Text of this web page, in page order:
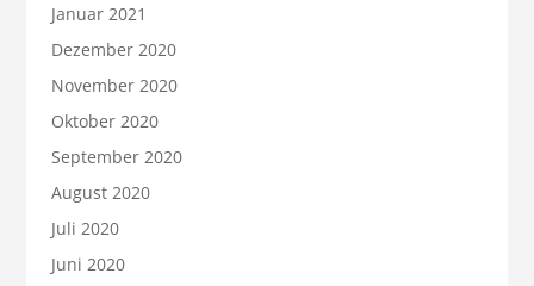
Januar 2021
Dezember 2020
November 2020
Oktober 2020
September 2020
August 2020
Juli 2020
Juni 2020